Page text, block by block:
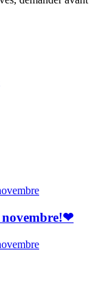
novembre!❤